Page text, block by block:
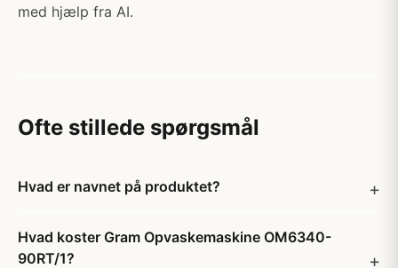
med hjælp fra AI.
Ofte stillede spørgsmål
Hvad er navnet på produktet?
Hvad koster Gram Opvaskemaskine OM6340-
90RT/1?